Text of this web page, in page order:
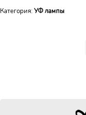
Категория: УФ лампы